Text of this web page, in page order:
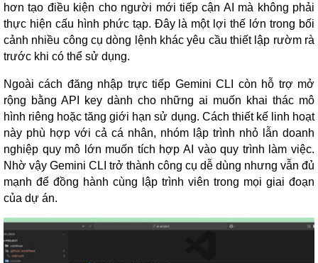
hơn tạo điều kiện cho người mới tiếp cận AI mà không phải
thực hiện cấu hình phức tạp. Đây là một lợi thế lớn trong bối
cảnh nhiều công cụ dòng lệnh khác yêu cầu thiết lập rườm rà
trước khi có thể sử dụng.
Ngoài cách đăng nhập trực tiếp Gemini CLI còn hỗ trợ mở
rộng bằng API key dành cho những ai muốn khai thác mô
hình riêng hoặc tăng giới hạn sử dụng. Cách thiết kế linh hoạt
này phù hợp với cả cá nhân, nhóm lập trình nhỏ lẫn doanh
nghiệp quy mô lớn muốn tích hợp AI vào quy trình làm việc.
Nhờ vậy Gemini CLI trở thành công cụ dễ dùng nhưng vẫn đủ
mạnh để đồng hành cùng lập trình viên trong mọi giai đoạn
của dự án.